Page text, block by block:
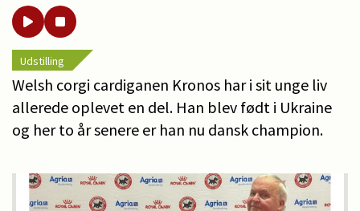
Udstilling
Welsh corgi cardiganen Kronos har i sit unge liv
allerede oplevet en del. Han blev født i Ukraine
og her to år senere er han nu dansk champion.